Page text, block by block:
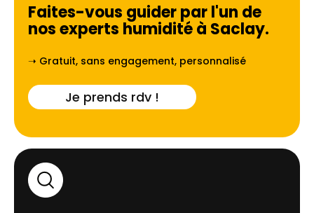
Faites-vous guider par l'un de
nos experts humidité à Saclay.
➝ Gratuit, sans engagement, personnalisé
Je prends rdv !